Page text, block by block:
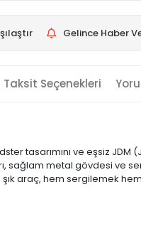
Gelince Haber
Taksit Seçenekleri
tasarımını ve eşsiz
metal gövdesi ve
araç, hem sergilemek